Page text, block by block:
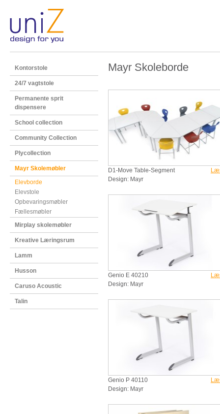
Kontorstole
24/7 vagtstole
Permanente sprit
dispensere
School collection
Community Collection
Plycollection
Mayr Skolemøbler
Elevborde
Elevstole
Opbevaringsmøbler
Fællesmøbler
Mirplay skolemøbler
Kreative Læringsrum
Lamm
Husson
Caruso Acoustic
Talin
Mayr Skoleborde
D1-Move Table-Segment
Design: Mayr
Genio E 40210
Design: Mayr
Genio P 40110
Design: Mayr